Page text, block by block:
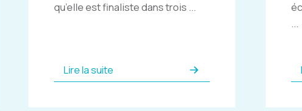
qu’elle est finaliste dans trois ...
Lire la suite
...